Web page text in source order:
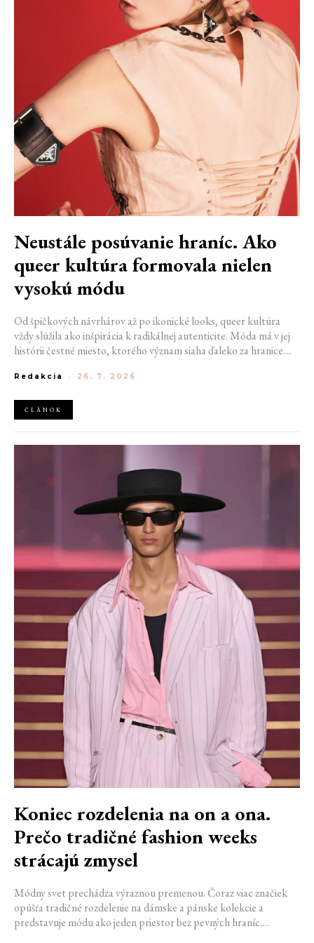
Neustále posúvanie hraníc. Ako
queer kultúra formovala nielen
vysokú módu
Od špičkových návrhárov až po ikonické looks, queer kultúra
vždy slúžila ako inšpirácia k radikálnej autenticite. Móda má v jej
histórii čestné miesto, ktorého význam siaha ďaleko za hranice
postihom a nebezpečenstvu, fungovalo práve oblečenie ako tichý
jeden druhého a vďaka veľkolepej ballroom scéne mali aj ľudia na
okraji spoločnosti priestor zažiariť na mólach. Ako sa queer
Redakcia - 26. 7. 2026
ČLÁNOK
Koniec rozdelenia na on a ona.
Prečo tradičné fashion weeks
strácajú zmysel
Módny svet prechádza výraznou premenou. Čoraz viac značiek
opúšťa tradičné rozdelenie na dámske a pánske kolekcie a
predstavuje módu ako jeden priestor bez pevných hraníc.